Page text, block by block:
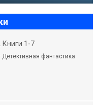
1-7
фантастика